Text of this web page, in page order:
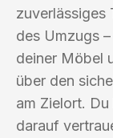
zuverlässiges
des Umzugs
deiner Möbel
über den
am Zielort.
darauf